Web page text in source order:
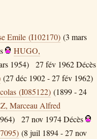
Emile (I102170) (3 mars
HUGO,
1954) 27 fév 1962Décès
(27 déc 1902 - 27 fév 1962)
(I085122) (1899 - 24
Marceau Alfred
27 nov 1974Décès
(8 juil 1894 - 27 nov